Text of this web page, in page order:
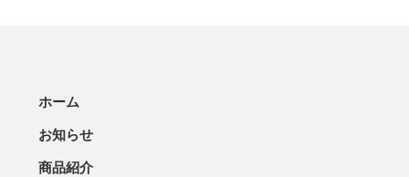
ホーム
お知らせ
商品紹介